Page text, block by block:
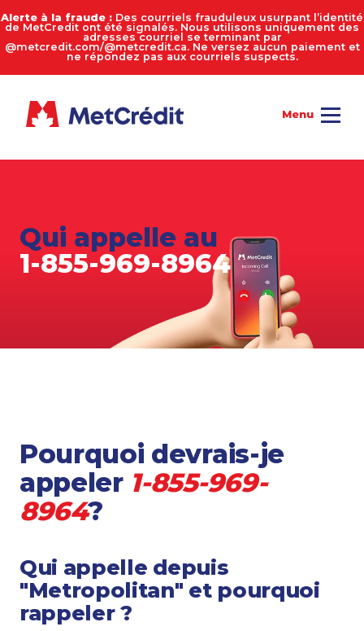
Alerte à la fraude : Des courriels frauduleux usurpant l’identité
de MetCredit ont été signalés. Nous utilisons uniquement des
adresses courriel se terminant par
@metcredit.com/@metcredit.ca. Ne versez aucun paiement et
ne répondez pas aux courriels suspects.
Qui appelle au
1-855-969-8964
Pourquoi devrais-je
appeler 1-855-969-
8964?
Qui appelle depuis
"Metropolitan" et pourquoi
rappeler ?